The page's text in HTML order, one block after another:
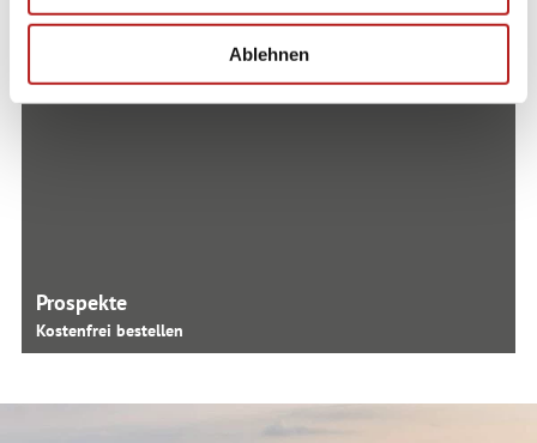
Ablehnen
Prospekte
Kostenfrei bestellen